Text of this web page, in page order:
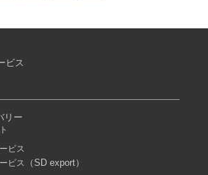
ビス
リー
ビス
ビス
（SD export）